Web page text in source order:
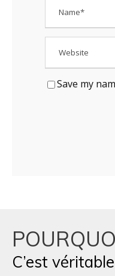
Save my
C’est